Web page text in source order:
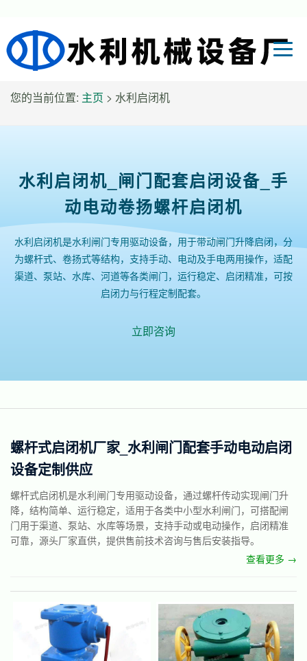
您的当前位置: 主页 > 水利启闭机
水利启闭机_闸门配套启闭设备_手
动电动卷扬螺杆启闭机
水利启闭机是水利闸门专用驱动设备，用于带动闸门升降启闭，分
为螺杆式、卷扬式等结构，支持手动、电动及手电两用操作，适配
渠道、泵站、水库、河道等各类闸门，运行稳定、启闭精准，可按
启闭力与行程定制配套。
立即咨询
螺杆式启闭机厂家_水利闸门配套手动电动启闭
设备定制供应
螺杆式启闭机是水利闸门专用驱动设备，通过螺杆传动实现闸门升
降，结构简单、运行稳定，适用于各类中小型水利闸门，可搭配闸
门用于渠道、泵站、水库等场景，支持手动或电动操作，启闭精准
可靠，源头厂家直供，提供售前技术咨询与售后安装指导。
查看更多 →